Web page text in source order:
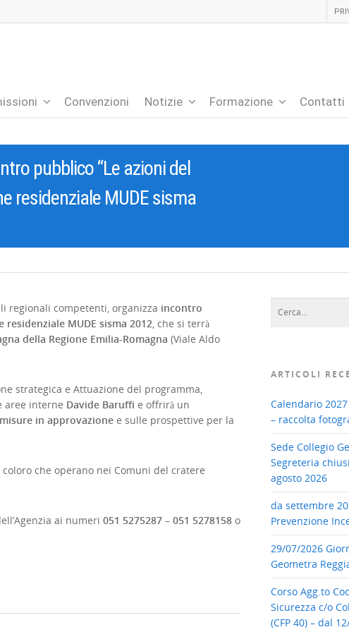
Convenzioni Notizie Formazione Contatti
pubblico “Le azioni del
residenziale MUDE sisma
regionali competenti, organizza incontro
MUDE sisma 2012, che si terrà
della Regione Emilia-Romagna (Viale Aldo
strategica e Attuazione del programma,
aree interne Davide Baruffi e offrirà un
in approvazione e sulle prospettive per la
che operano nei Comuni del cratere
ai numeri 051 5275287 – 051 5278158 o
ARTICOLI
Calendario
– raccolta
Sede Collegio
Segreteria
agosto 2026
da settembre
Prevenzione
29/07/2026
Geometra
Corso Agg.to
Sicurezza c/o
(CFP 40) – dal